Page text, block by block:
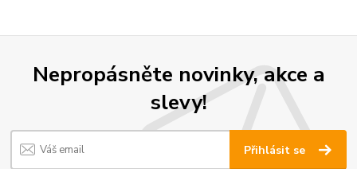
Nepropásněte novinky, akce a
slevy!
Přihlásit se